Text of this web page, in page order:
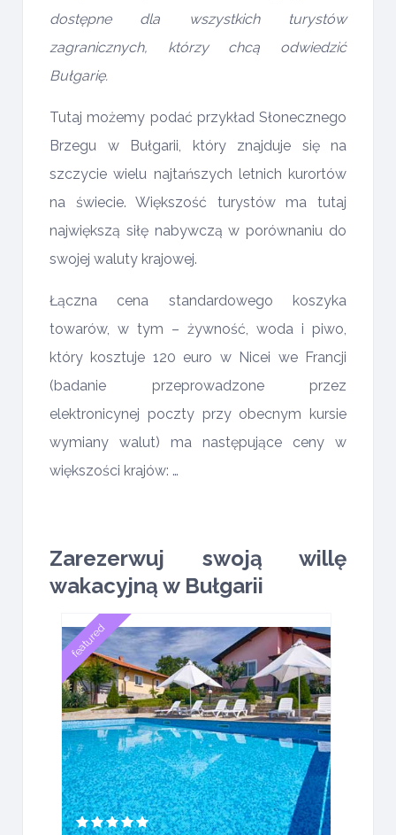
dostępne dla wszystkich turystów
zagranicznych, którzy chcą odwiedzić
Bułgarię.
Tutaj możemy podać przykład Słonecznego
Brzegu w Bułgarii, który znajduje się na
szczycie wielu najtańszych letnich kurortów
na świecie. Większość turystów ma tutaj
największą siłę nabywczą w porównaniu do
swojej waluty krajowej.
Łączna cena standardowego koszyka
towarów, w tym – żywność, woda i piwo,
który kosztuje 120 euro w Nicei we Francji
(badanie przeprowadzone przez
elektronicynej poczty przy obecnym kursie
wymiany walut) ma następujące ceny w
większości krajów: …
Zarezerwuj swoją willę
wakacyjną w Bułgarii
featured